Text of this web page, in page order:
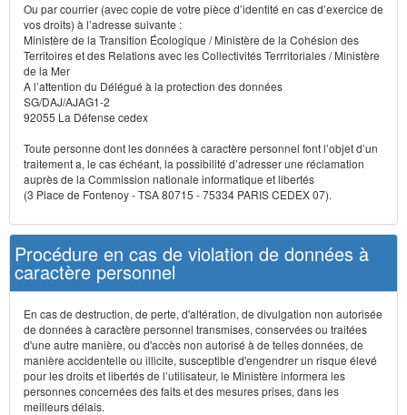
Ou par courrier (avec copie de votre pièce d’identité en cas d’exercice de
vos droits) à l’adresse suivante :
Ministère de la Transition Écologique / Ministère de la Cohésion des
Territoires et des Relations avec les Collectivités Terrritoriales / Ministère
de la Mer
A l’attention du Délégué à la protection des données
SG/DAJ/AJAG1-2
92055 La Défense cedex
Toute personne dont les données à caractère personnel font l’objet d’un
traitement a, le cas échéant, la possibilité d’adresser une réclamation
auprès de la Commission nationale informatique et libertés
(3 Place de Fontenoy - TSA 80715 - 75334 PARIS CEDEX 07).
Procédure en cas de violation de données à
caractère personnel
En cas de destruction, de perte, d'altération, de divulgation non autorisée
de données à caractère personnel transmises, conservées ou traitées
d'une autre manière, ou d'accès non autorisé à de telles données, de
manière accidentelle ou illicite, susceptible d'engendrer un risque élevé
pour les droits et libertés de l’utilisateur, le Ministère informera les
personnes concernées des faits et des mesures prises, dans les
meilleurs délais.